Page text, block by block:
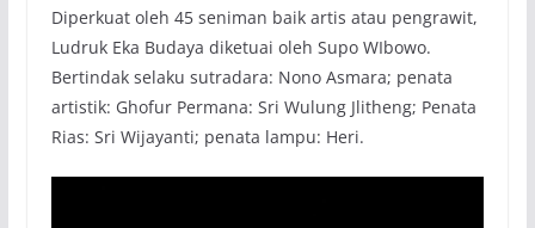
Diperkuat oleh 45 seniman baik artis atau pengrawit,
Ludruk Eka Budaya diketuai oleh Supo WIbowo.
Bertindak selaku sutradara: Nono Asmara; penata
artistik: Ghofur Permana: Sri Wulung Jlitheng; Penata
Rias: Sri Wijayanti; penata lampu: Heri.